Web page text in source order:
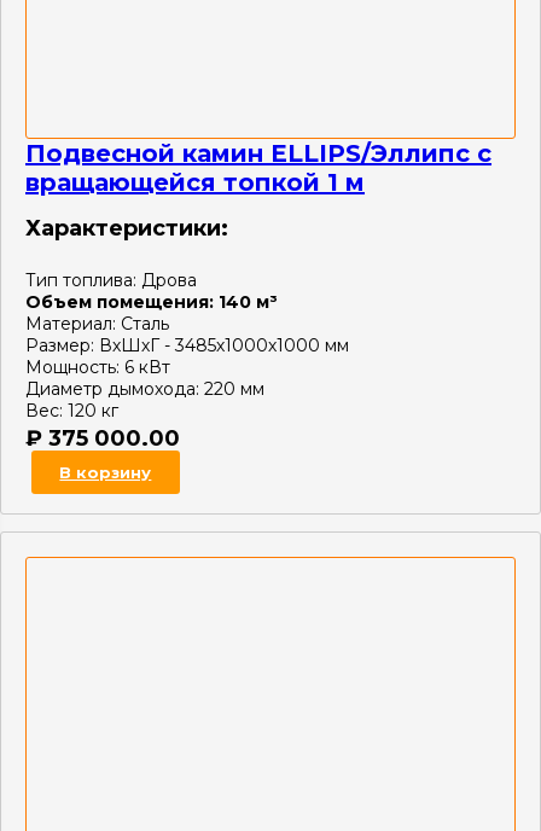
Подвесной камин ELLIPS/Эллипс с
вращающейся топкой 1 м
Характеристики:
Тип топлива: Дрова
Объем помещения: 140 м³
Материал: Сталь
Размер: ВхШхГ - 3485х1000х1000 мм
Мощность: 6 кВт
Диаметр дымохода: 220 мм
Вес: 120 кг
₽ 375 000.00
В корзину